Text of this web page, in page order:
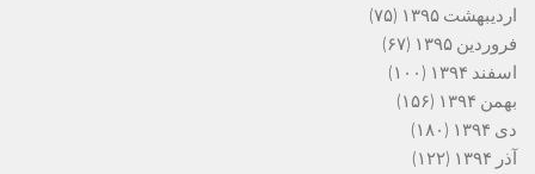
اردیبهشت ۱۳۹۵
(۷۵)
فروردین ۱۳۹۵
(۶۷)
اسفند ۱۳۹۴
(۱۰۰)
بهمن ۱۳۹۴
(۱۵۶)
دی ۱۳۹۴
(۱۸۰)
آذر ۱۳۹۴
(۱۲۲)